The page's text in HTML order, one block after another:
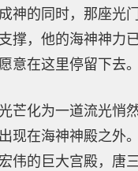
神的同时，那座光
撑，他的海神神力
意在这里停留下去。
芒化为一道流光悄
现在海神神殿之外
伟的巨大宫殿，唐